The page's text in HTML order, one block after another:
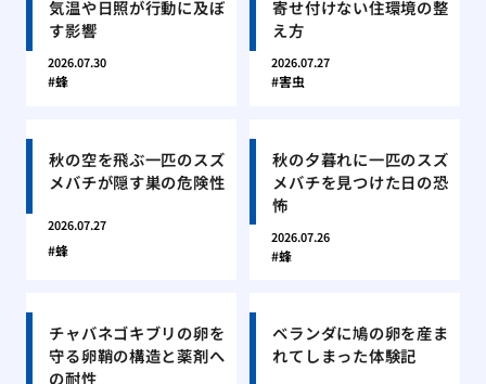
気温や日照が行動に及ぼ
す影響
2026.07.30
蜂
寄せ付けない住環境の整
え方
2026.07.27
害虫
秋の空を飛ぶ一匹のスズ
メバチが隠す巣の危険性
2026.07.27
蜂
秋の夕暮れに一匹のスズ
メバチを見つけた日の恐
怖
2026.07.26
蜂
チャバネゴキブリの卵を
守る卵鞘の構造と薬剤へ
の耐性
ベランダに鳩の卵を産ま
れてしまった体験記